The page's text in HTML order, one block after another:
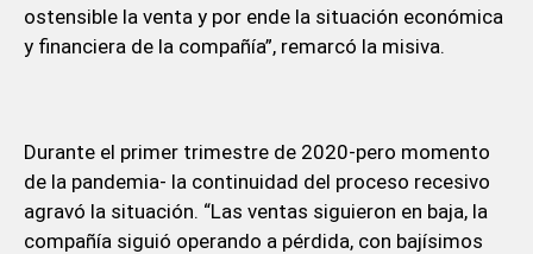
ostensible la venta y por ende la situación económica
y financiera de la compañía”, remarcó la misiva.
Durante el primer trimestre de 2020-pero momento
de la pandemia- la continuidad del proceso recesivo
agravó la situación. “Las ventas siguieron en baja, la
compañía siguió operando a pérdida, con bajísimos